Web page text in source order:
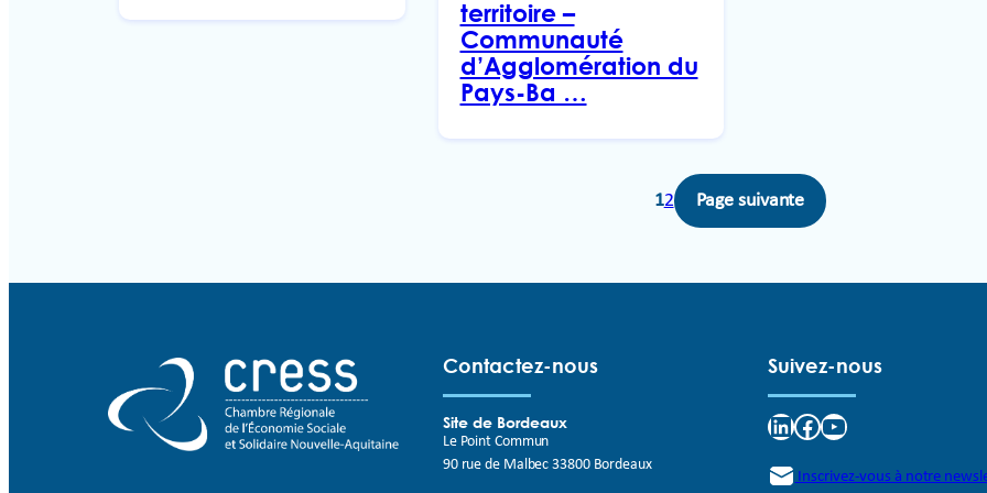
territoire –
Communauté
d’Agglomération du
Pays-Ba …
12 Page suivante
Contactez-nous
Site de Bordeaux
Le Point Commun
90 rue de Malbec 33800 Bordeaux
Suivez-nous
LinkedIn Facebook YouTube
Inscrivez-vous à notre